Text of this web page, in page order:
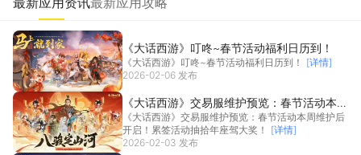
《大话西游》叮咚~春节活动福利日历到！
《大话西游》叮咚~春节活动福利日历到！
[详情]
2026-02-06 发布
《大话西游》交易服维护预览：春节活动本周
维护后开启！累签活动抽拾年座驾大奖！
《大话西游》交易服维护预览：春节活动本周维护后
开启！累签活动抽拾年座驾大奖！
[详情]
2026-02-03 发布